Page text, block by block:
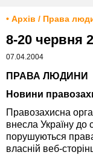
• Архів / Права
8-20 червня
07.04.2004
ПРАВА ЛЮДИНИ
Новини
Правозахисна
внесла Україну до
порушуються
власній веб-